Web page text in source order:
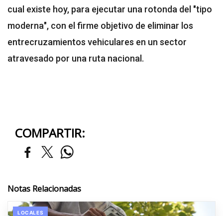
cual existe hoy, para ejecutar una rotonda del "tipo
moderna", con el firme objetivo de eliminar los
entrecruzamientos vehiculares en un sector
atravesado por una ruta nacional.
COMPARTIR:
Notas Relacionadas
LOCALES